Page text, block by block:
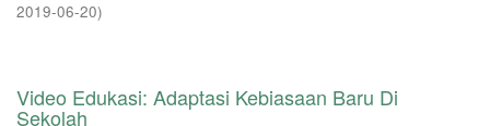
2019-06-20)
Video Edukasi: Adaptasi Kebiasaan Baru Di
Sekolah